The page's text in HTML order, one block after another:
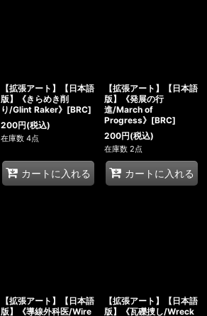
【拡張アート】【日本語
版】《きらめき削
り/Glint Raker》[BRC]
200円(税込)
在庫数 4点
カートに入れる
【拡張アート】【日本語
版】《発展の行
進/March of
Progress》[BRC]
200円(税込)
在庫数 2点
カートに入れる
【拡張アート】【日本語
版】《導線外科医/Wire
【拡張アート】【日本語
版】《瓦礫捜し/Wreck